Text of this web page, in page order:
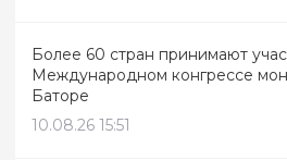
Более 60 стран принимают
Международном конгрессе
Баторе
10.08.26 15:51